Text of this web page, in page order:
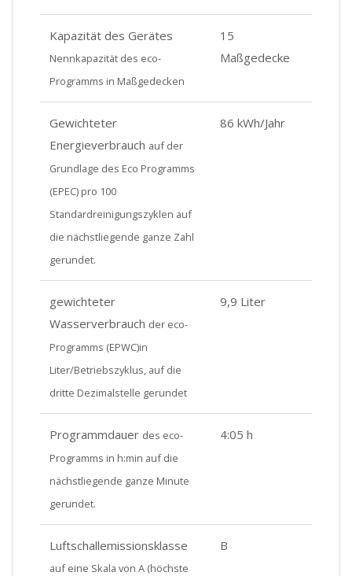
Kapazität des Gerätes
Nennkapazität des eco-
Programms in Maßgedecken
15
Maßgedecke
Gewichteter
Energieverbrauch auf der
Grundlage des Eco Programms
(EPEC) pro 100
Standardreinigungszyklen auf
die nächstliegende ganze Zahl
gerundet.
86 kWh/Jahr
gewichteter
Wasserverbrauch der eco-
Programms (EPWC)in
Liter/Betriebszyklus, auf die
dritte Dezimalstelle gerundet
9,9 Liter
Programmdauer des eco-
Programms in h:min auf die
nächstliegende ganze Minute
gerundet.
4:05 h
Luftschallemissionsklasse
auf eine Skala von A (höchste
B